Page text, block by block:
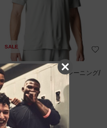
SALE
UAモーション ポロ（トレーニング/
MEN）
￥4,54330%OFF
￥6,490